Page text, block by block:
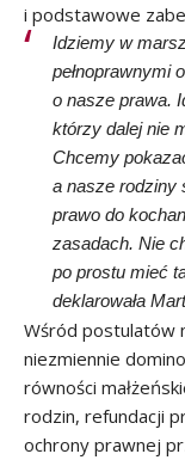
i podstawowe
Idziemy w
pełnoprawnymi
o nasze prawa.
którzy dalej nie
Chcemy
a nasze rodziny
prawo do
zasadach. Nie
po prostu mieć
deklarowała
Wśród postulatów
niezmiennie
równości
rodzin, refundacji
ochrony prawnej